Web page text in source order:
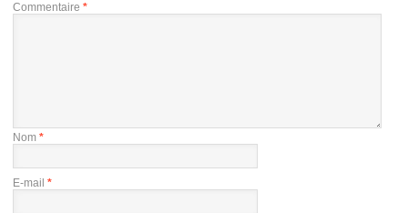
Commentaire *
Nom *
E-mail *